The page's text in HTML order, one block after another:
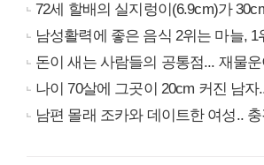
72세 할배의 실지렁이(6.9cm)가
남성활력에 좋은 음식 2위는 마늘, 1
돈이 새는 사람들의 공통점... 재물
나이 70살에 그곳이 20cm 커진 남자
남편 몰래 조카와 데이트한 여성..